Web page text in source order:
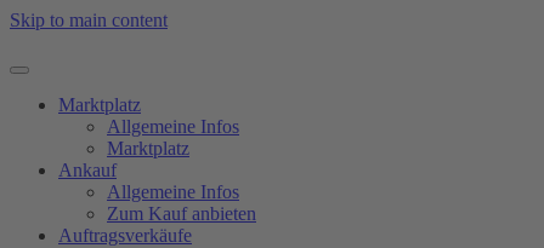
Skip to main content
Marktplatz
Allgemeine Infos
Marktplatz
Ankauf
Allgemeine Infos
Zum Kauf anbieten
Auftragsverkäufe